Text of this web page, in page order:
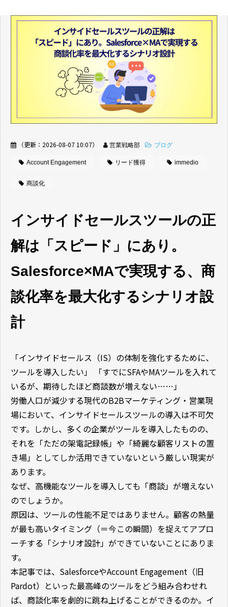
（更新： 2026-08-07 10:07） 営業戦略部 ブログ
Account Engagement リード獲得 immedio
商談化
インサイドセールスツールの正
解は「スピード」にあり。
Salesforce×MAで実現する、商
談化率を最大化するシナリオ設
計
「インサイドセールス（IS）の体制を強化するために、
ツールを導入したい」 「すでにSFAやMAツールを入れて
いるが、期待したほど商談数が増えない……」
労働人口が減少する現代のB2Bマーケティング・営業現
場において、インサイドセールスツールの導入は不可欠
です。しかし、多くの企業がツールを導入したものの、
それを「ただの架電記録帳」や「綺麗な顧客リストの置
き場」としてしか活用できていないという厳しい現実が
あります。
なぜ、高機能なツールを導入しても「商談」が増えない
のでしょうか。
原因は、ツールの性能不足ではありません。顧客の熱量
が最も高いタイミング（＝今この瞬間）を捉えてアプロ
ーチする「シナリオ設計」ができていないことにありま
す。
本記事では、SalesforceやAccount Engagement（旧
Pardot）といった最高峰のツールをどう組み合わせれ
ば、商談化率を劇的に跳ね上げることができるのか。イ